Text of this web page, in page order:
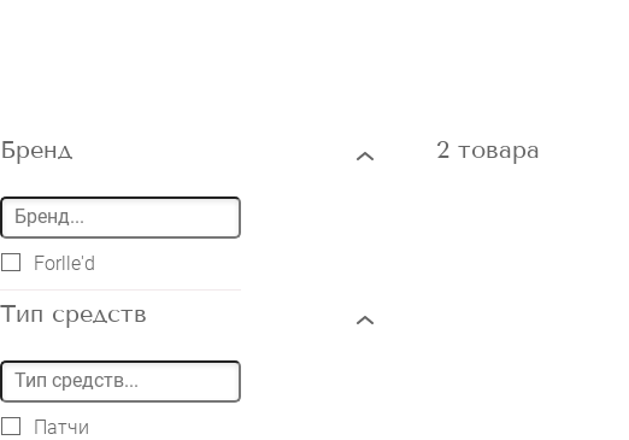
Бренд
Forlle'd
Тип средств
Патчи
2 товара